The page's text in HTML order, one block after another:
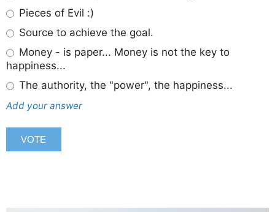
Pieces of Evil :)
Source to achieve the goal.
Money - is paper... Money is not the key to
happiness...
The authority, the "power", the happiness...
Add your answer